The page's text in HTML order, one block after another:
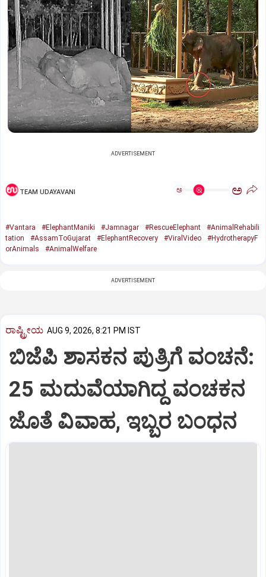
ADVERTISEMENT
TEAM UDAYAVANI ಅ ಅ
#Vantara #ElephantManiki #Jamnagar #RescueElephant
#AnimalRehabili
tation
#AssamToGujarat #ElephantRecovery #ViralVideo
#HydrotherapyF
orAnimals
#AnimalWelfare
ADVERTISEMENT
ರಾಷ್ಟ್ರೀಯ AUG 9, 2026, 8:21 PM IST
ಬಿಜೆಪಿ ಶಾಸಕನ ಪುತ್ರಿಗೆ ವಂಚನೆ:
25 ಮದುವೆಯಾಗಿದ್ದ ವಂಚಕನ
ಜೊತೆ ವಿವಾಹ, ಇಬ್ಬರ ಬಂಧನ